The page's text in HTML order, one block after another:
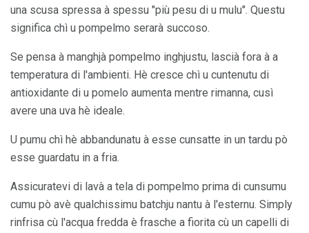
una scusa spressa à spessu "più pesu di u mulu". Questu
significa chì u pompelmo serarà succoso.
Se pensa à manghjà pompelmo inghjustu, lascià fora à a
temperatura di l'ambienti. Hè cresce chì u cuntenutu di
antioxidante di u pomelo aumenta mentre rimanna, cusì
avere una uva hè ideale.
U pumu chì hè abbandunatu à esse cunsatte in un tardu pò
esse guardatu in a fria.
Assicuratevi di lavà a tela di pompelmo prima di cunsumu
cumu pò avè qualchissimu batchju nantu à l'esternu. Simply
rinfrisa cù l'acqua fredda è frasche a fiorita cù un capelli di